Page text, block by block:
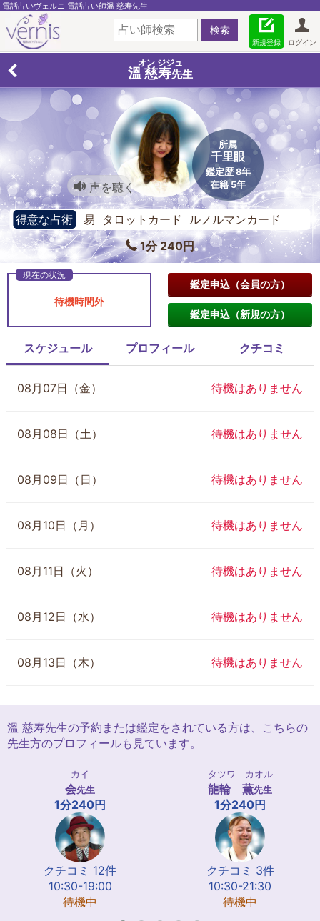
電話占いヴェルニ 電話占い師溫 慈寿先生
ログイン
新規登録
オン ジジュ
溫 慈寿先生
所属
千里眼
鑑定歴 8年
在籍 5年
声を聴く
得意な占術
易 タロットカード ルノルマンカード
1分 240円
待機時間外
鑑定申込（会員の方）
鑑定申込（新規の方）
スケジュール プロフィール クチコミ
08月07日（金） 待機はありません
08月08日（土） 待機はありません
08月09日（日） 待機はありません
08月10日（月） 待機はありません
08月11日（火） 待機はありません
08月12日（水） 待機はありません
08月13日（木） 待機はありません
溫 慈寿先生の予約または鑑定をされている方は、こちらの
先生方のプロフィールも見ています。
カイ
会先生
1分240円
クチコミ 12件
10:30-19:00
待機中
タツワ カオル
龍輪 薫先生
1分240円
クチコミ 3件
10:30-21:30
待機中